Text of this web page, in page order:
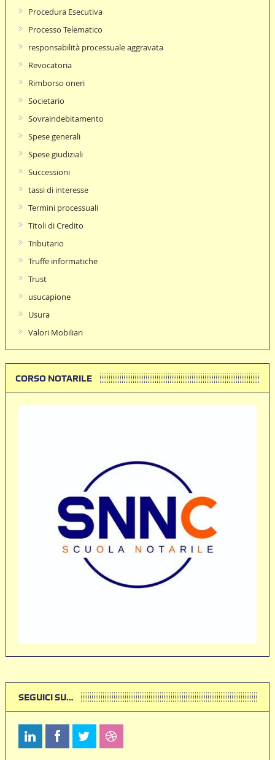
Procedura Esecutiva
Processo Telematico
responsabilità processuale aggravata
Revocatoria
Rimborso oneri
Societario
Sovraindebitamento
Spese generali
Spese giudiziali
Successioni
tassi di interesse
Termini processuali
Titoli di Credito
Tributario
Truffe informatiche
Trust
usucapione
Usura
Valori Mobiliari
CORSO NOTARILE
SEGUICI SU…